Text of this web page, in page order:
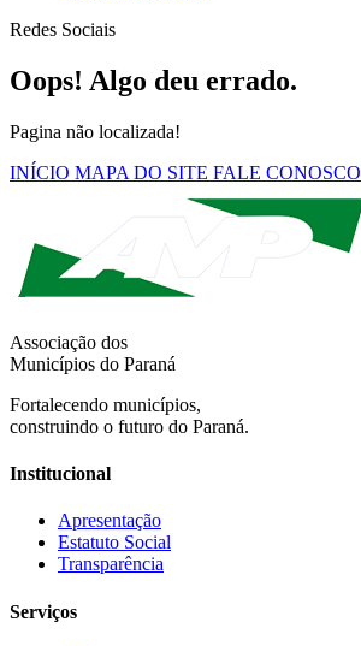
Redes Sociais
Oops! Algo deu errado.
Pagina não localizada!
INÍCIO MAPA DO SITE FALE CONOSCO
Associação dos
Municípios do Paraná
Fortalecendo municípios,
construindo o futuro do Paraná.
Institucional
Apresentação
Estatuto Social
Transparência
Serviços